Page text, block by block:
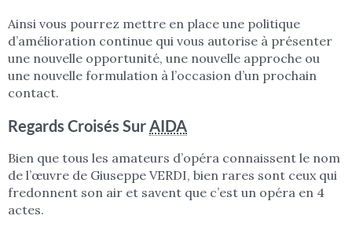
Ainsi vous pourrez mettre en place une politique
d’amélioration continue qui vous autorise à présenter
une nouvelle opportunité, une nouvelle approche ou
une nouvelle formulation à l’occasion d’un prochain
contact.
Regards Croisés SurAIDA
Bien que tous les amateurs d’opéra connaissent le nom
de l’œuvre de Giuseppe VERDI, bien rares sont ceux qui
fredonnent son air et savent que c’est un opéra en 4
actes.